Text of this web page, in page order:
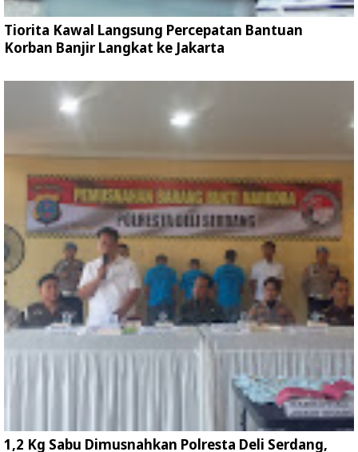
Tiorita Kawal Langsung Percepatan Bantuan
Korban Banjir Langkat ke Jakarta
1,2 Kg Sabu Dimusnahkan Polresta Deli Serdang,